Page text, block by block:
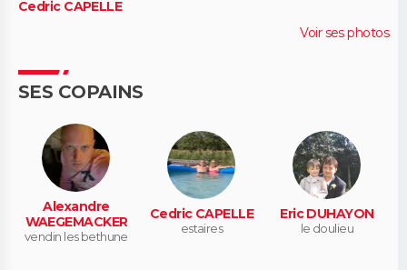
Cedric CAPELLE
Voir ses photos
SES COPAINS
Alexandre
WAEGEMACKER
vendin les bethune
Cedric CAPELLE
estaires
Eric DUHAYON
le doulieu